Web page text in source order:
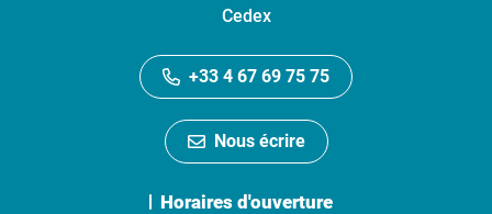
Cedex
+33 4 67 69 75 75
Nous écrire
Horaires d'ouverture